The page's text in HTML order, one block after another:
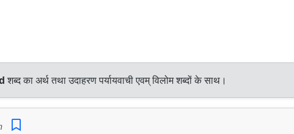
शब्द का अर्थ तथा उदाहरण पर्यायवाची एवम् विलोम शब्दों के साथ।